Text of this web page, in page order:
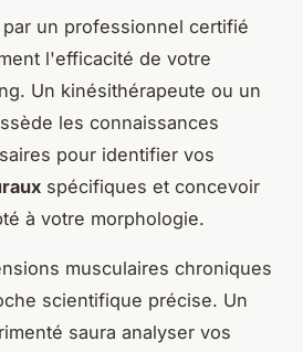
un professionnel certifié
l'efficacité de votre
Un kinésithérapeute ou un
les connaissances
pour identifier vos
spécifiques et concevoir
à votre morphologie.
musculaires chroniques
scientifique précise. Un
saura analyser vos